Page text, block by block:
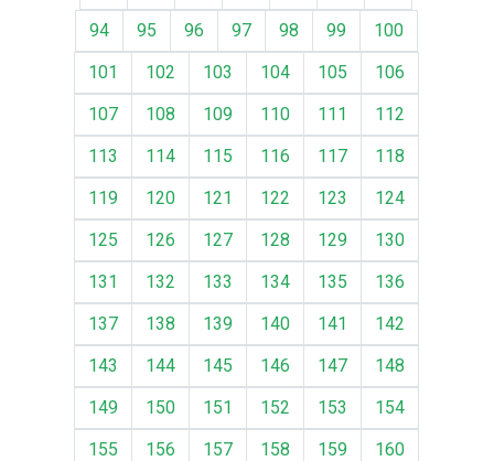
94
95 96 97 98 99
100
101
102 103 104 105
106
107
108 109 110 111
112
113
114 115 116 117
118
119
120 121 122 123
124
125
126 127 128 129
130
131
132 133 134 135
136
137
138 139 140 141
142
143
144 145 146 147
148
149
150 151 152 153
154
155
156 157 158 159
160